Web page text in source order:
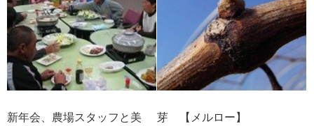
新年会、農場スタッフと美
芽 【メルロー】